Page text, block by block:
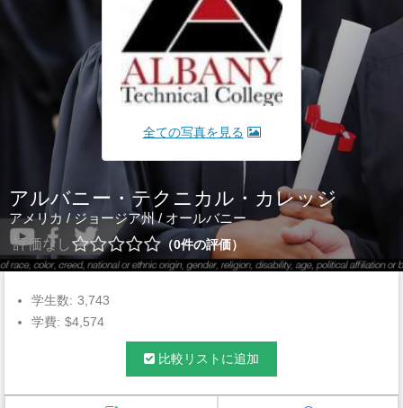
全ての写真を見る
アルバニー・テクニカル・カレッジ
アメリカ / ジョージア州/ オールバニー
評価なし
0件の評価
学生数: 3,743
学費: $4,574
比較リストに追加